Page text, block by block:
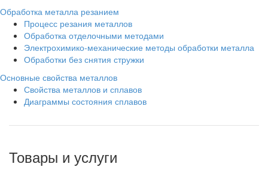
Обработка металла резанием
Процесс резания металлов
Обработка отделочными методами
Электрохимико-механические методы обработки металла
Обработки без снятия стружки
Основные свойства металлов
Свойства металлов и сплавов
Диаграммы состояния сплавов
Товары и услуги